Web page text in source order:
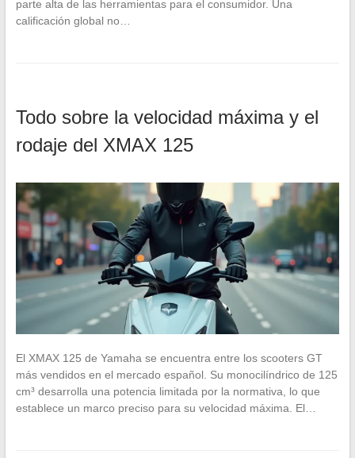
parte alta de las herramientas para el consumidor. Una
calificación global no…
Todo sobre la velocidad máxima y el
rodaje del XMAX 125
El XMAX 125 de Yamaha se encuentra entre los scooters GT
más vendidos en el mercado español. Su monocilíndrico de 125
cm³ desarrolla una potencia limitada por la normativa, lo que
establece un marco preciso para su velocidad máxima. El…